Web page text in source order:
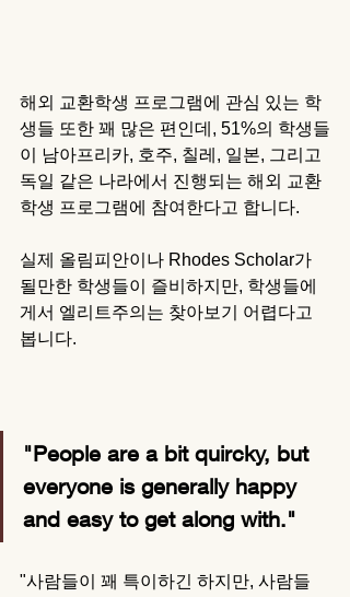
해외 교환학생 프로그램에 관심 있는 학
생들 또한 꽤 많은 편인데, 51%의 학생들
이 남아프리카, 호주, 칠레, 일본, 그리고
독일 같은 나라에서 진행되는 해외 교환
학생 프로그램에 참여한다고 합니다.
실제 올림피안이나 Rhodes Scholar가
될만한 학생들이 즐비하지만, 학생들에
게서 엘리트주의는 찾아보기 어렵다고
봅니다.
"People are a bit quircky, but
everyone is generally happy
and easy to get along with."
"사람들이 꽤 특이하긴 하지만, 사람들